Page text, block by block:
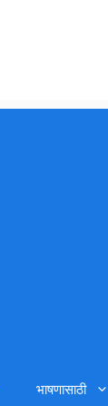
भाषणासाठी